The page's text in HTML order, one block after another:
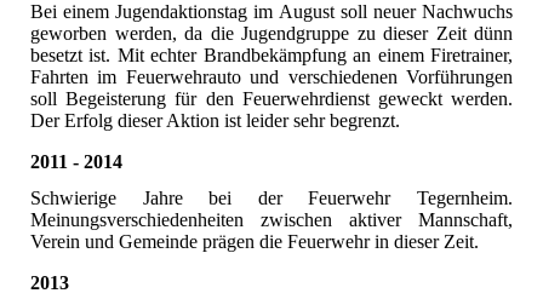
Bei einem Jugendaktionstag im August soll neuer Nachwuchs
geworben werden, da die Jugendgruppe zu dieser Zeit dünn
besetzt ist. Mit echter Brandbekämpfung an einem Firetrainer,
Fahrten im Feuerwehrauto und verschiedenen Vorführungen
soll Begeisterung für den Feuerwehrdienst geweckt werden.
Der Erfolg dieser Aktion ist leider sehr begrenzt.
2011 - 2014
Schwierige Jahre bei der Feuerwehr Tegernheim.
Meinungsverschiedenheiten zwischen aktiver Mannschaft,
Verein und Gemeinde prägen die Feuerwehr in dieser Zeit.
2013